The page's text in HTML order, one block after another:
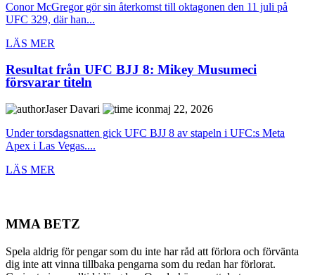
Conor McGregor gör sin återkomst till oktagonen den 11 juli på
UFC 329, där han...
LÄS MER
Resultat från UFC BJJ 8: Mikey Musumeci
försvarar titeln
Jaser Davari
maj 22, 2026
Under torsdagsnatten gick UFC BJJ 8 av stapeln i UFC:s Meta
Apex i Las Vegas....
LÄS MER
MMA BETZ
Spela aldrig för pengar som du inte har råd att förlora och förvänta
dig inte att vinna tillbaka pengarna som du redan har förlorat.